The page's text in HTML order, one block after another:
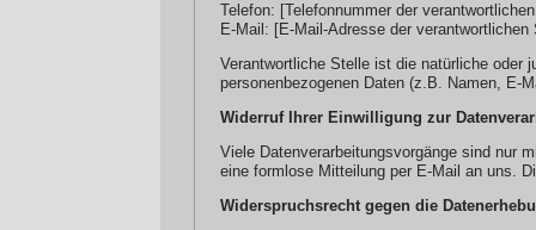
Telefon: [Telefonnummer der
E-Mail: [E-Mail-Adresse der verantwortlichen
Verantwortliche Stelle ist die natürliche oder
personenbezogenen Daten (z.B. Namen, E-
Widerruf Ihrer Einwilligung zur
Viele Datenverarbeitungsvorgänge sind nur
eine formlose Mitteilung per E-Mail an uns.
Widerspruchsrecht gegen die